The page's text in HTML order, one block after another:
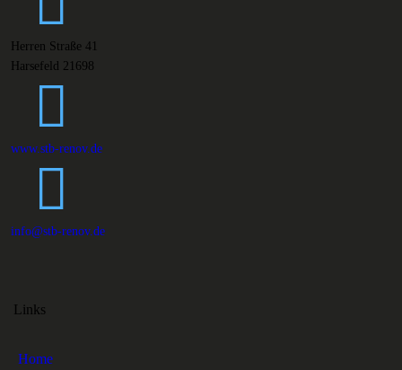
Herren Straße 41
Harsefeld 21698
www.stb-renov.de
info@stb-renov.de
Links
Home